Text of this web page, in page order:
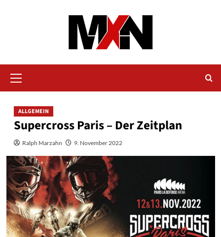
Menü
ALLGEMEIN
Supercross Paris – Der Zeitplan
Ralph Marzahn 9. November 2022